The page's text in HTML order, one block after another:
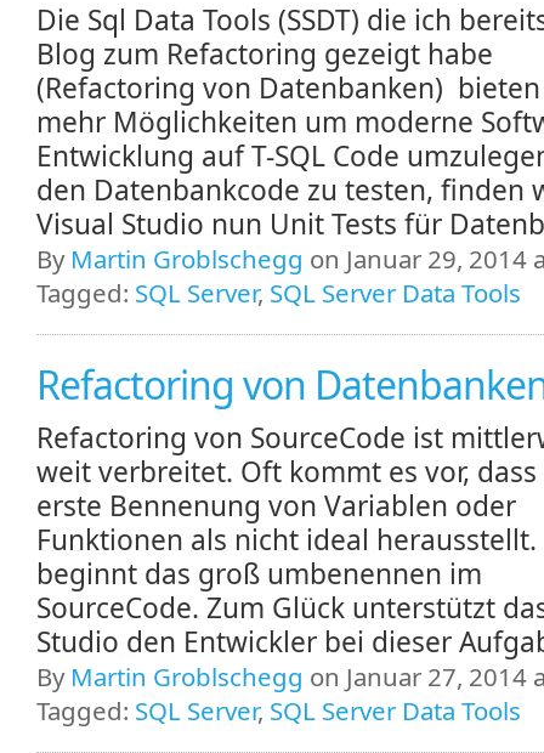
Die Sql Data Tools (SSDT) die ich
Blog zum Refactoring gezeigt habe
(Refactoring von Datenbanken)
mehr Möglichkeiten um moderne
Entwicklung auf T-SQL Code
den Datenbankcode zu testen, finden
Visual Studio nun Unit Tests für
By Martin Groblschegg on Januar 29, 2014
Tagged: SQL Server, SQL Server Data Tools
Refactoring von
Refactoring von SourceCode ist
weit verbreitet. Oft kommt es vor,
erste Bennenung von Variablen oder
Funktionen als nicht ideal
beginnt das groß umbenennen im
SourceCode. Zum Glück unterstützt
Studio den Entwickler bei dieser
By Martin Groblschegg on Januar 27, 2014
Tagged: SQL Server, SQL Server Data Tools